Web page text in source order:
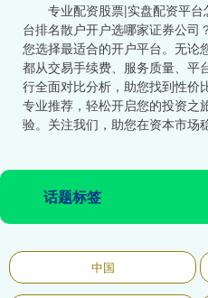
专业配资股票|实盘配资平
台排名散户开户选哪家证券公司
您选择最适合的开户平台。无论
都从交易手续费、服务质量、平
行全面对比分析，助您找到性价
专业推荐，轻松开启您的投资之
验。关注我们，助您在资本市场
话题标签
中国